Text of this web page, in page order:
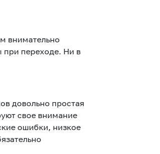
внимательно
при переходе. Ни в
довольно простая
свое внимание
ошибки, низкое